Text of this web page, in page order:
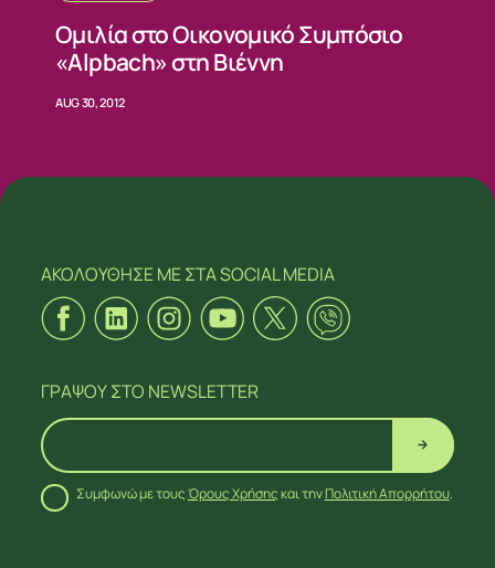
ΑΚΟΛΟΥΘΗΣΕ ΜΕΣΤΑ SOCIAL MEDIA
Ομιλία στο Οικονομικό Συμπόσιο
«Alpbach» στη Βιέννη
AUG 30, 2012
ΑΚΟΛΟΥΘΗΣΕ ΜΕΣΤΑ SOCIAL MEDIA
ΓΡΑΨΟΥΣΤΟ NEWSLETTER
Συμφωνώ με τουςΌρους Χρήσηςκαι τηνΠολιτική Απορρήτου.